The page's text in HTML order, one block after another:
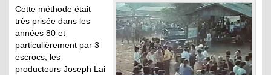
Cette méthode était
très prisée dans les
années 80 et
particulièrement par 3
escrocs, les
producteurs Joseph Lai